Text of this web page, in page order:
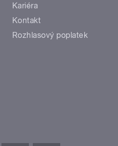
Kariéra
Kontakt
Rozhlasový poplatek